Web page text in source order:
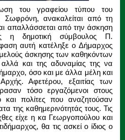
του γραφείου τύπου του
ανακαλείται από τη
απαλλάσσεται από την άσκηση
η δημοτική σύμβουλος Π.
αυτή κατέληξε ο Δήμαρχος
άσκησης των καθηκόντων
και της αδυναμίας της να
όσο και με άλλα μέλη και
Αφετέρου, εξαιτίας των
τόσο εργαζόμενοι στους
και πολίτες που αναζητούσαν
της καθημερινότητάς τους. Τις
είχε η κα Γεωργοπούλου και
θα τις ασκεί ο ίδιος ο